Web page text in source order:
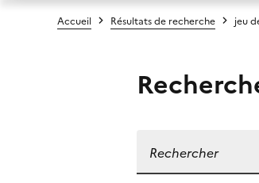
Accueil Résultats de recherche jeu